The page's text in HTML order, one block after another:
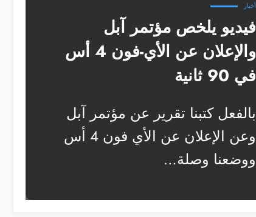
أخبار
فيديو يلخص مؤتمر آبل
والإعلان عن الأي-فون 4 أس
في 90 ثانية
بالفعل كتبنا تقرير عن مؤتمر آبل
وعن الإعلان عن الأي فون 4 أس
ووضعنا وصلة…